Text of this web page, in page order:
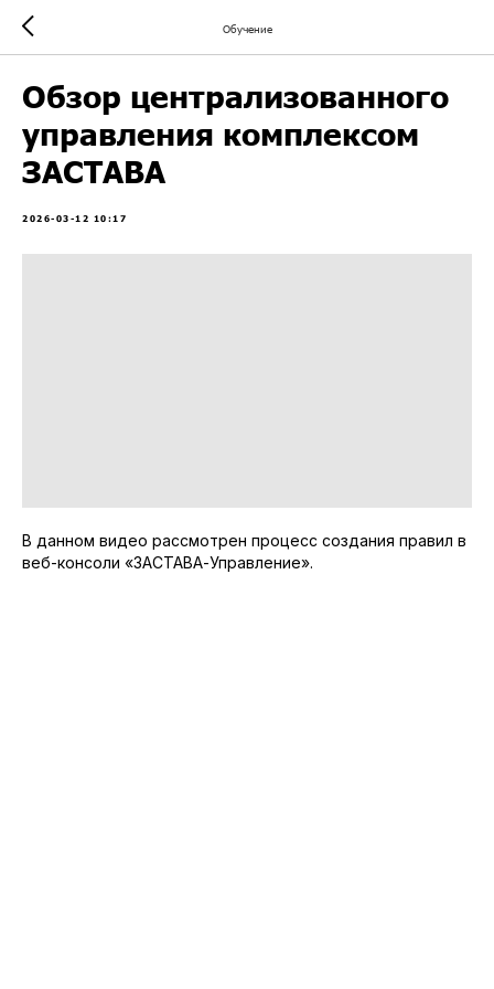
Обучение
Обзор централизованного
управления комплексом
ЗАСТАВА
2026-03-12 10:17
В данном видео рассмотрен процесс создания правил в
веб-консоли «ЗАСТАВА-Управление».